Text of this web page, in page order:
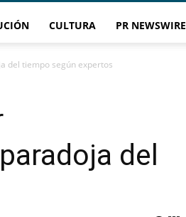
CULTURA PR NEWSWIRE
del tiempo según expertos
del